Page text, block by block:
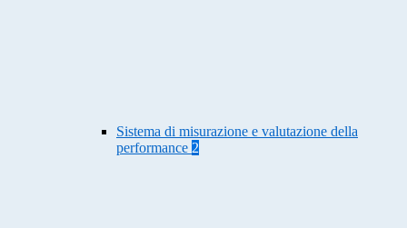
Sistema di misurazione e valutazione della
performance 2